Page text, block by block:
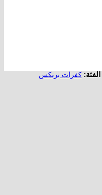
الفئة: كفرات برنكس